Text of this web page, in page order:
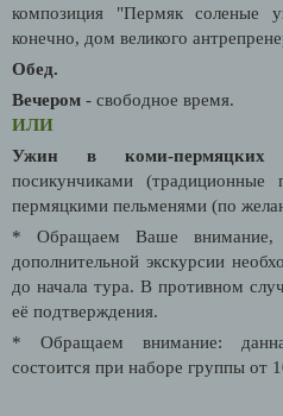
композиция "Пермяк
конечно, дом великого
Обед.
Вечером - свободное время.
ИЛИ
Ужин в коми-пермяцких
посикунчиками
пермяцкими пельменями (по
* Обращаем Ваше внимание,
дополнительной экскурсии
до начала тура. В противном
её подтверждения.
* Обращаем внимание:
состоится при наборе группы от